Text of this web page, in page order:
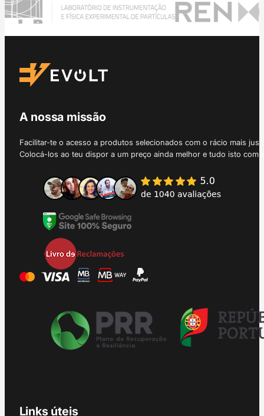
A nossa missão
Facilitar-te o acesso a produtos selecionados com o rácio mais
Colocá-los ao teu dispor a um preço ainda melhor e tudo isto
Links úteis